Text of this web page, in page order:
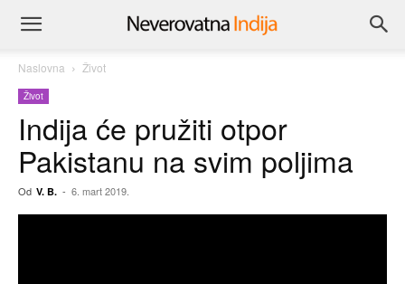
Naslovna Život
Život
Indija će pružiti otpor
Pakistanu na svim poljima
Od V. B. - 6. mart 2019.